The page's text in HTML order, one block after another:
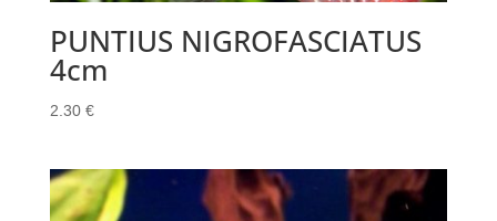
PUNTIUS NIGROFASCIATUS
4cm
2.30 €